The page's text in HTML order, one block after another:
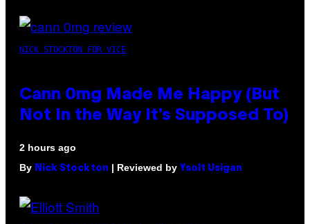
NICK STOCKTON FOR VICE
Cann 0mg Made Me Happy (But
Not In the Way It’s Supposed To)
2 hours ago
By Nick Stockton | Reviewed by Ysolt Usigan